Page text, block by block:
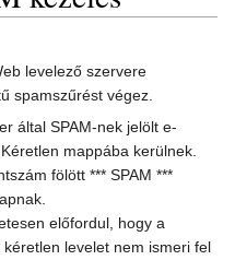
levelező szervere
spamszűrést végez.
által SPAM-nek jelölt e-
mappába kerülnek.
fölött *** SPAM ***
előfordul, hogy a
kéretlen levelet nem ismeri fel